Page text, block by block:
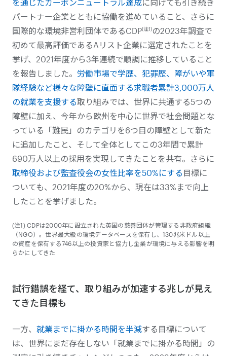
を通じたカーボンニュートラル達成に向けても引き続き
パートナー企業とともに協働を進めていること、さらに
国際的な環境非営利団体であるCDP(注1)の2023年調査で
初めて最高評価であるAリスト企業に選定されたことを
挙げ、2021年度から3年連続で順調に推移していること
を報告しました。 労働市場で学歴、犯罪歴、障がいや軍
隊経験など様々な障壁に直面する求職者累計3,000万人
の就業を支援する取り組みでは、世界に共通する5つの
障壁に加え、今年から欧州を中心に世界で社会問題とな
っている「難民」のカテゴリを6つ目の障壁として新た
に追加したこと、そして全体としてこの3年間で累計
690万人以上の採用を実現してきたことを共有。さらに
取締役および監査役会の女性比率を50%にする 目標に
ついても、2021年度の20%から、現在は33%まで向上
したことを挙げました。
(注1) CDPは2000年に設立された英国の慈善団体が管理する非政府組織
（NGO）。世界最大級の環境データベースを保有し、130兆米ドル以上
の資産を保有する746以上の投資家と協力し企業が環境に与える影響を明
らかにしてきた
試行錯誤を経て、取り組みが加速する兆しが見え
てきた目標も
一方、 就業までに掛かる時間を半減する目標について
は、世界にまだ存在しない「就業までに掛かる時間」の